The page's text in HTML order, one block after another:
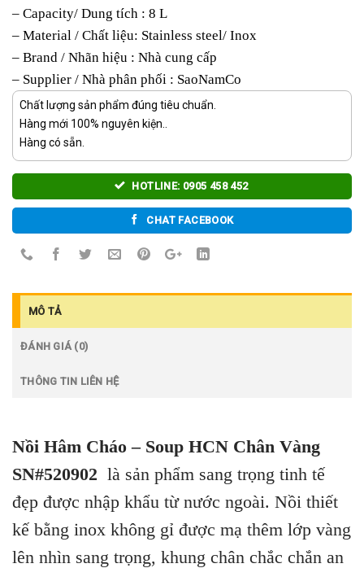
– Capacity/ Dung tích : 8 L
– Material / Chất liệu: Stainless steel/ Inox
– Brand / Nhãn hiệu : Nhà cung cấp
– Supplier / Nhà phân phối : SaoNamCo
Chất lượng sản phẩm đúng tiêu chuẩn.
Hàng mới 100% nguyên kiện..
Hàng có sẵn.
HOTLINE: 0905 458 452
CHAT FACEBOOK
MÔ TẢ
ĐÁNH GIÁ (0)
THÔNG TIN LIÊN HỆ
Nồi Hâm Cháo – Soup HCN Chân Vàng
SN#520902 là sản phẩm sang trọng tinh tế
đẹp được nhập khẩu từ nước ngoài. Nồi thiết
kế bằng inox không gỉ được mạ thêm lớp vàng
lên nhìn sang trọng, khung chân chắc chắn an